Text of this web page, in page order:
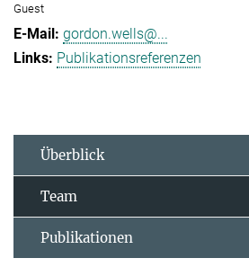
Guest
gordon.wells@...
Publikationsreferenzen
Überblick
Team
Publikationen